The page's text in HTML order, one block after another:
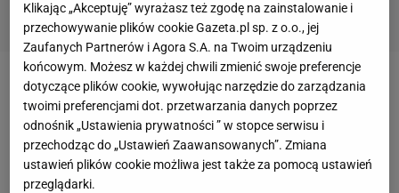
Klikając „Akceptuję” wyrażasz też zgodę na zainstalowanie i
przechowywanie plików cookie Gazeta.pl sp. z o.o., jej
Zaufanych Partnerów i Agora S.A. na Twoim urządzeniu
końcowym. Możesz w każdej chwili zmienić swoje preferencje
dotyczące plików cookie, wywołując narzędzie do zarządzania
twoimi preferencjami dot. przetwarzania danych poprzez
odnośnik „Ustawienia prywatności ” w stopce serwisu i
przechodząc do „Ustawień Zaawansowanych”. Zmiana
ustawień plików cookie możliwa jest także za pomocą ustawień
przeglądarki.